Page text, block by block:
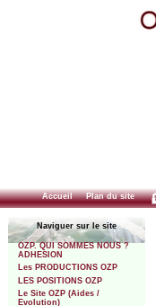
Accueil Plan du site
Naviguer sur le site
OZP. QUI SOMMES NOUS ?
ADHESION
Les PRODUCTIONS OZP
LES POSITIONS OZP
Le Site OZP (Aides /
Evolution)